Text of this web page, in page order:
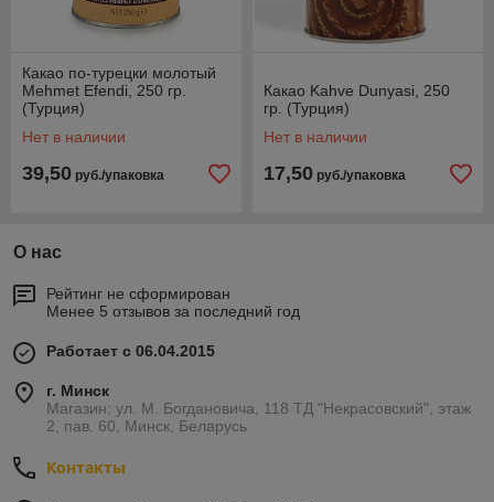
Какао по-турецки молотый
Mehmet Efendi, 250 гр.
(Турция)
Нет в наличии
39,50 руб./упаковка
Какао Kahve Dunyasi, 250
гр. (Турция)
Нет в наличии
17,50 руб./упаковка
О нас
Рейтинг не сформирован
Менее 5 отзывов за последний год
Работает с 06.04.2015
г. Минск
Магазин: ул. М. Богдановича, 118 ТД "Некрасовский", этаж
2, пав. 60, Минск, Беларусь
Контакты